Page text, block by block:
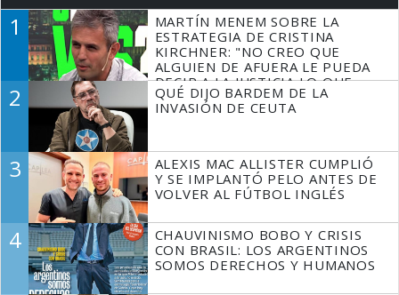
1
MARTÍN MENEM SOBRE LA
ESTRATEGIA DE CRISTINA
KIRCHNER: "NO CREO QUE
ALGUIEN DE AFUERA LE PUEDA
DECIR A LA JUSTICIA LO QUE
TIENE QUE HACER"
2
QUÉ DIJO BARDEM DE LA
INVASIÓN DE CEUTA
3
ALEXIS MAC ALLISTER CUMPLIÓ
Y SE IMPLANTÓ PELO ANTES DE
VOLVER AL FÚTBOL INGLÉS
4
CHAUVINISMO BOBO Y CRISIS
CON BRASIL: LOS ARGENTINOS
SOMOS DERECHOS Y HUMANOS